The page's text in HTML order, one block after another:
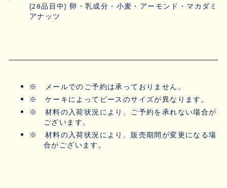
(28品目中) 卵・乳成分・小麦・アーモンド・マカダミ
アナッツ
※ メールでのご予約は承っておりません。
※ ケーキによってピースのサイズが異なります。
※ 材料の入荷状況により、ご予約を承れない場合が
ございます。
※ 材料の入荷状況により、販売期間が変更になる場
合がございます。